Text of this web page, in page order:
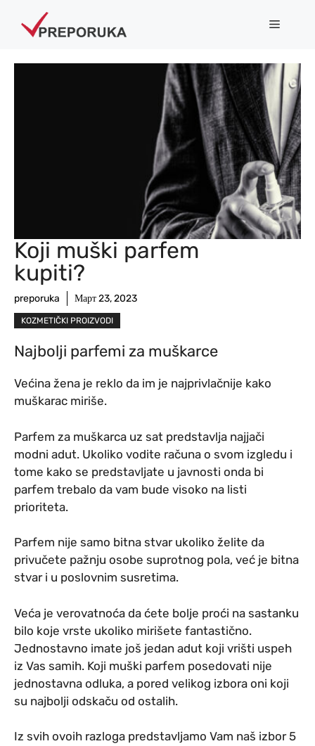
Menu
Koji muški parfem
kupiti?
preporuka Март 23, 2023
KOZMETIČKI PROIZVODI
Najbolji parfemi za muškarce
Većina žena je reklo da im je najprivlačnije kako
muškarac miriše.
Parfem za muškarca uz sat predstavlja najjači
modni adut. Ukoliko vodite računa o svom izgledu i
tome kako se predstavljate u javnosti onda bi
parfem trebalo da vam bude visoko na listi
prioriteta.
Parfem nije samo bitna stvar ukoliko želite da
privučete pažnju osobe suprotnog pola, već je bitna
stvar i u poslovnim susretima.
Veća je verovatnoća da ćete bolje proći na sastanku
bilo koje vrste ukoliko mirišete fantastično.
Jednostavno imate još jedan adut koji vrišti uspeh
iz Vas samih. Koji muški parfem posedovati nije
jednostavna odluka, a pored velikog izbora oni koji
su najbolji odskaču od ostalih.
Iz svih ovoih razloga predstavljamo Vam naš izbor 5